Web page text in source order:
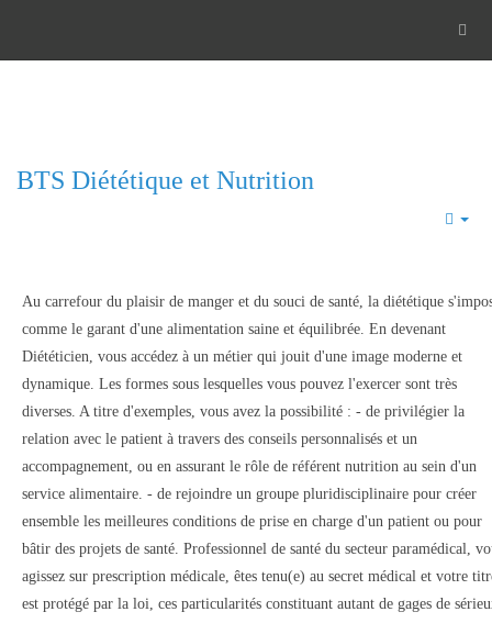
BTS Diététique et Nutrition
Au carrefour du plaisir de manger et du souci de santé, la diététique
comme le garant d'une alimentation saine et équilibrée. En devenant
Diététicien, vous accédez à un métier qui jouit d'une image moderne et
dynamique. Les formes sous lesquelles vous pouvez l'exercer sont très
diverses. A titre d'exemples, vous avez la possibilité : - de privilégier la
relation avec le patient à travers des conseils personnalisés et un
accompagnement, ou en assurant le rôle de référent nutrition au sein d'un
service alimentaire. - de rejoindre un groupe pluridisciplinaire pour créer
ensemble les meilleures conditions de prise en charge d'un patient ou pour
bâtir des projets de santé. Professionnel de santé du secteur paramédical,
agissez sur prescription médicale, êtes tenu(e) au secret médical et votre
est protégé par la loi, ces particularités constituant autant de gages de